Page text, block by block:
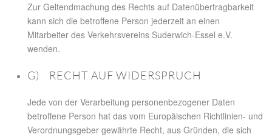
Zur Geltendmachung des Rechts auf Datenübertragbarkeit
kann sich die betroffene Person jederzeit an einen
Mitarbeiter des Verkehrsvereins Suderwich-Essel e.V.
wenden.
G) RECHT AUF WIDERSPRUCH
Jede von der Verarbeitung personenbezogener Daten
betroffene Person hat das vom Europäischen Richtlinien- und
Verordnungsgeber gewährte Recht, aus Gründen, die sich